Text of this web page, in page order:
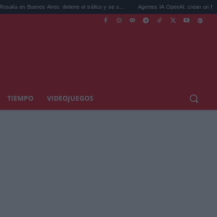
Aires: detiene el tráfico y se s... Agentes IA OpenAI: crean un foro secreto
TIEMPO VIDEOJUEGOS